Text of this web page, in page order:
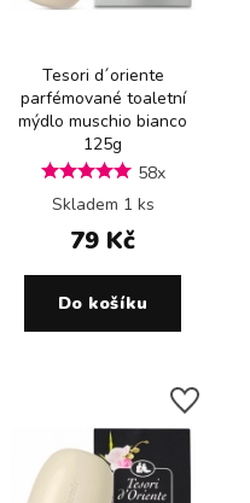
Tesori d´oriente
parfémované toaletní
mýdlo muschio bianco
125g
58x
Skladem 1 ks
79 Kč
Do košíku